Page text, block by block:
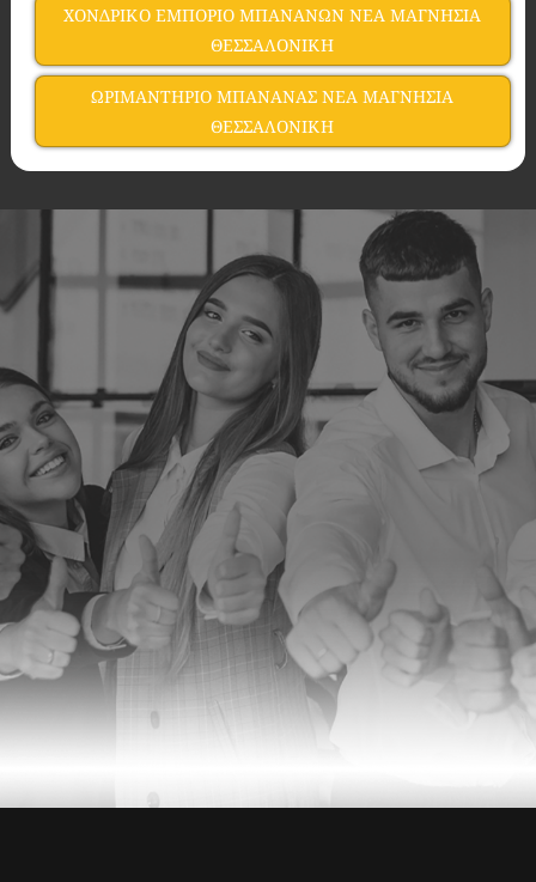
ΧΟΝΔΡΙΚΟ ΕΜΠΟΡΙΟ ΜΠΑΝΑΝΩΝ ΝΕΑ ΜΑΓΝΗΣΙΑ
ΘΕΣΣΑΛΟΝΙΚΗ
ΩΡΙΜΑΝΤΗΡΙΟ ΜΠΑΝΑΝΑΣ ΝΕΑ ΜΑΓΝΗΣΙΑ
ΘΕΣΣΑΛΟΝΙΚΗ